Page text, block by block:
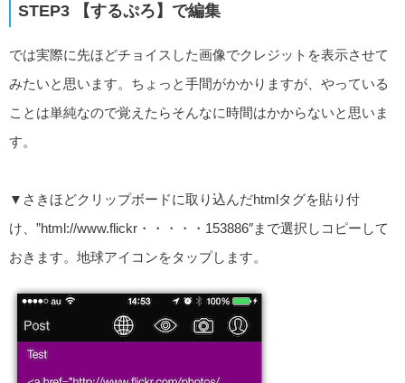
STEP3 【するぷろ】で編集
では実際に先ほどチョイスした画像でクレジットを表示させて
みたいと思います。ちょっと手間がかかりますが、やっている
ことは単純なので覚えたらそんなに時間はかからないと思いま
す。
▼さきほどクリップボードに取り込んだhtmlタグを貼り付
け、”html://www.flickr・・・・・153886″まで選択しコピーして
おきます。地球アイコンをタップします。